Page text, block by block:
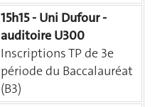
15h15 - Uni Dufour -
auditoire U300
Inscriptions TP de 3e
période du Baccalauréat
(B3)